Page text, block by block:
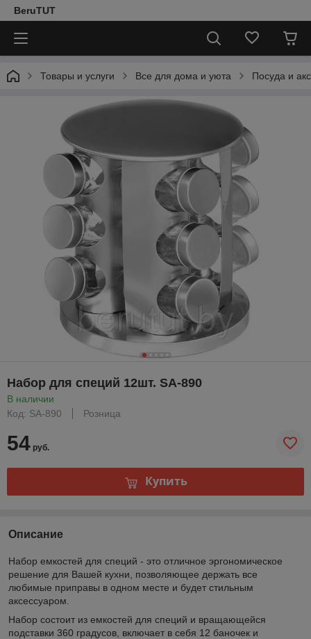
BeruTUT
Товары и услуги Все для дома и уюта Посуда и
Набор для специй 12шт. SA-890
В наличии
Код: SA-890
Розница
54 руб.
Купить
Описание
Набор емкостей для специй - это отличное эргономическое
решение для Вашей кухни, позволяющее держать все
любимые приправы в одном месте и будет стильным
аксессуаром.
Набор состоит из емкостей для специй и вращающейся
подставки 360 градусов, включает в себя 12 баночек и